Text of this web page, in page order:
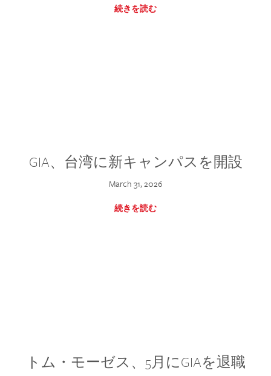
続きを読む
GIA、台湾に新キャンパスを開設
March 31, 2026
続きを読む
トム・モーゼス、5月にGIAを退職